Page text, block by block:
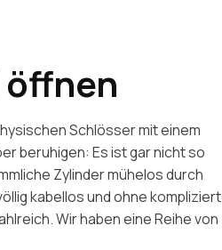
Schlösser mit einem
beruhigen: Es ist gar nicht so
Zylinder mühelos durch
kabellos und ohne
Wir haben eine Reihe von